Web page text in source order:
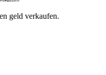
geld verkaufen.